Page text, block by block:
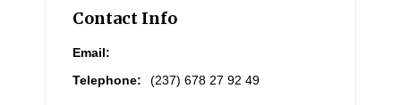
Contact Info
Email:
Telephone:
(237) 678 27 92 49